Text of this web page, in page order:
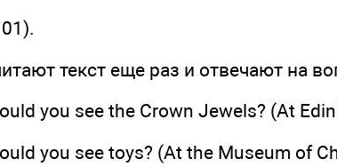
текст еще раз и отвечают на
you see the Crown Jewels? (At
you see toys? (At the Museum of